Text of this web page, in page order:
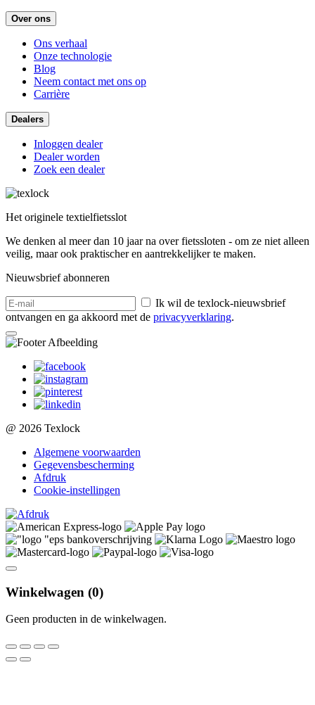
Over ons
Ons verhaal
Onze technologie
Blog
Neem contact met ons op
Carrière
Dealers
Inloggen dealer
Dealer worden
Zoek een dealer
Het originele textielfietsslot
We denken al meer dan 10 jaar na over fietssloten - om ze niet alleen
veilig, maar ook praktischer en aantrekkelijker te maken.
Nieuwsbrief abonneren
Ik wil de texlock-nieuwsbrief
ontvangen en ga akkoord met de privacyverklaring.
@ 2026 Texlock
Algemene voorwaarden
Gegevensbescherming
Afdruk
Cookie-instellingen
Winkelwagen (0)
Geen producten in de winkelwagen.